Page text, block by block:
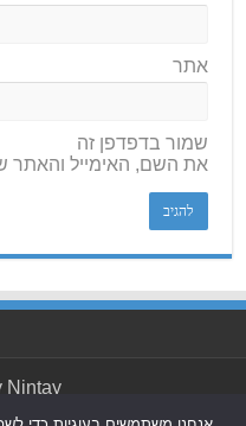
אתר
שמור בדפדפן זה
את השם, האימייל והאתר
Nintay